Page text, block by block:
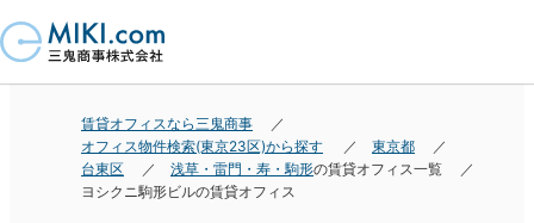
賃貸オフィスなら三鬼商事
オフィス物件検索(東京23区)から探す
東京都
台東区
浅草・雷門・寿・駒形の賃貸オフィス一覧
ヨシクニ駒形ビルの賃貸オフィス